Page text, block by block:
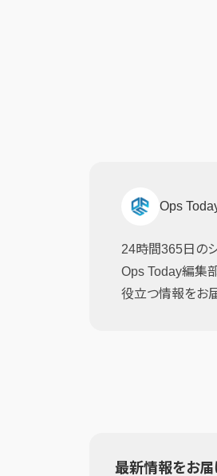
Ops
24時間365日の
Ops Today編集
役立つ情報をお
最新情報をお届